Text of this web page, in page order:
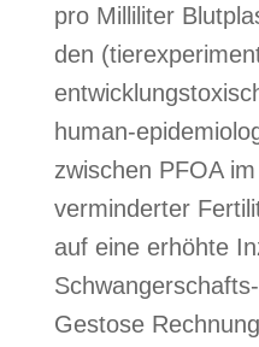
pro Milliliter
den
human-
zwischen PFOA
verminderter
auf eine erhöhte
Gestose